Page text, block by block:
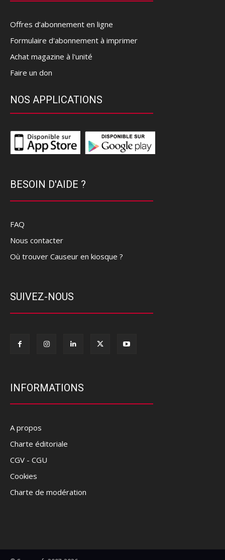
Offres d’abonnement en ligne
Formulaire d'abonnement à imprimer
Achat magazine à l'unité
Faire un don
NOS APPLICATIONS
BESOIN D'AIDE ?
FAQ
Nous contacter
Où trouver Causeur en kiosque ?
SUIVEZ-NOUS
INFORMATIONS
A propos
Charte éditoriale
CGV - CGU
Cookies
Charte de modération